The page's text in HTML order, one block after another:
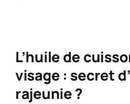
L’huile de
visage : secret
rajeunie ?